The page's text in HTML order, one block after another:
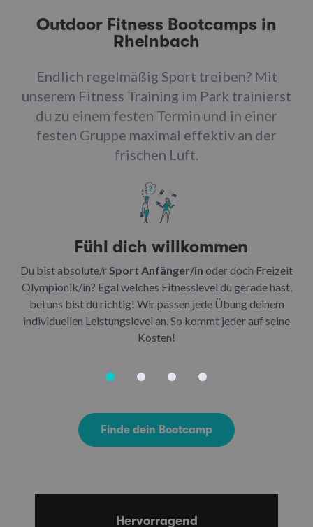
Outdoor Fitness Bootcamps in
Rheinbach
Endlich regelmäßig Sport treiben? Mit
unserem Fitness Training im Park trainierst
du zu einem festen Termin und in einer
festen Gruppe maximal effektiv an der
frischen Luft.
Fühl dich willkommen
Du bist absolute/r Sport Anfänger/in oder doch Freizeit
Olympionik/in? Egal welches Fitnesslevel du gerade hast,
bei uns bist du richtig! Wir passen jede Übung deinem
individuellen Leistungslevel an. So kommt jeder auf seine
Kosten!
Finde dein Bootcamp
Hervorragend